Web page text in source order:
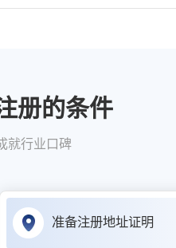
册的条件
就行业口碑
准备注册地址证明